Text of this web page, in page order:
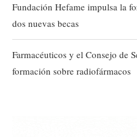
Fundación Hefame impulsa la
dos nuevas becas
Farmacéuticos y el Consejo de
formación sobre radiofármacos